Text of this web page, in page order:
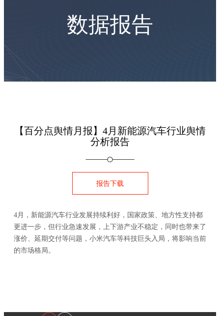
数据报告
【百分点舆情月报】4月新能源汽车行业舆情
分析报告
报告下载
4月，新能源汽车行业发展持续利好，国家政策、地方性支持都
更进一步，但行业急速发展，上下游产业不稳定，同时也带来了
涨价、延期交付等问题，小米汽车等科技巨头入局，将影响当前
的市场格局。